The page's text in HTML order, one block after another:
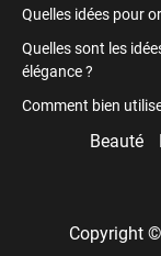
Quelles idées pour
Quelles sont les
élégance ?
Comment bien
Beauté
Copyright